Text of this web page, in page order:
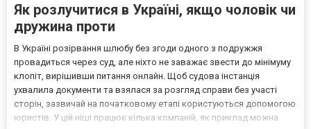
Як розлучитися в Україні, якщо чоловік чи
дружина проти
В Україні розірвання шлюбу без згоди одного з подружжя
провадиться через суд, але ніхто не заважає звести до мінімуму
клопіт, вирішивши питання онлайн. Щоб судова інстанція
ухвалила документи та взялася за розгляд справи без участі
сторін, зазвичай на початковому етапі користуються допомогою
юристів. У цій ніші працює кілька компаній, як приклад можна